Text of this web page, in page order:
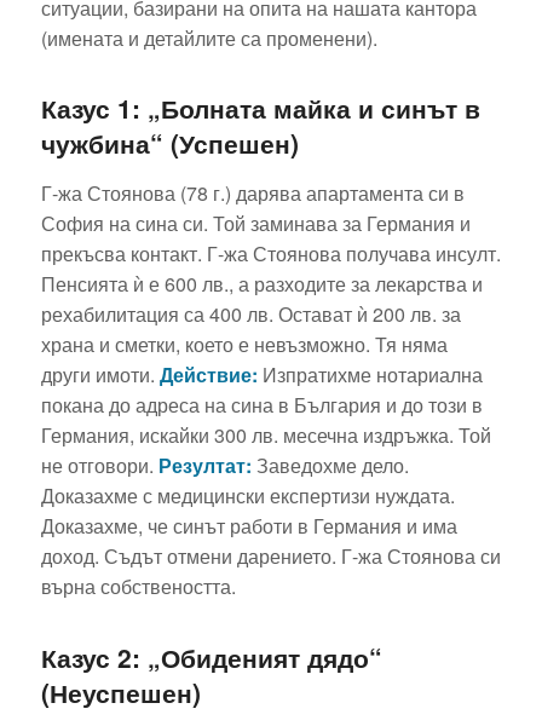
ситуации, базирани на опита на нашата кантора
(имената и детайлите са променени).
Казус 1: „Болната майка и синът в
чужбина“ (Успешен)
Г-жа Стоянова (78 г.) дарява апартамента си в
София на сина си. Той заминава за Германия и
прекъсва контакт. Г-жа Стоянова получава инсулт.
Пенсията ѝ е 600 лв., а разходите за лекарства и
рехабилитация са 400 лв. Остават ѝ 200 лв. за
храна и сметки, което е невъзможно. Тя няма
други имоти. Действие: Изпратихме нотариална
покана до адреса на сина в България и до този в
Германия, искайки 300 лв. месечна издръжка. Той
не отговори. Резултат: Заведохме дело.
Доказахме с медицински експертизи нуждата.
Доказахме, че синът работи в Германия и има
доход. Съдът отмени дарението. Г-жа Стоянова си
върна собствеността.
Казус 2: „Обиденият дядо“
(Неуспешен)